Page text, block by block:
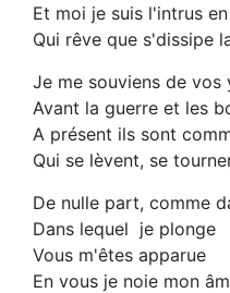
Et moi je suis l'intrus
Qui rêve que s'dissipe
Je me souviens de vos
Avant la guerre et les
A présent ils sont
Qui se lèvent, se
De nulle part, comme
Dans lequel je plonge
Vous m'êtes apparue
En vous je noie mon